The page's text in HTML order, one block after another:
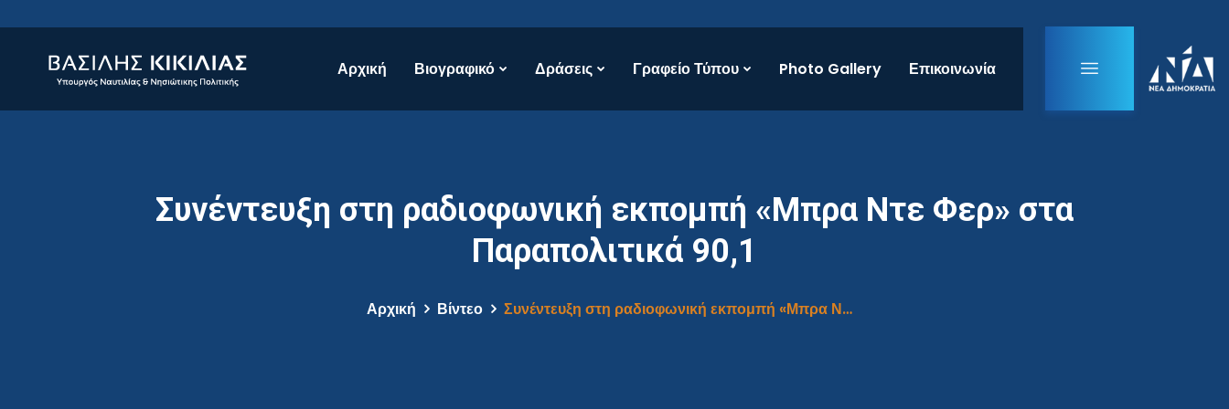
Αρχική Βιογραφικό Δράσεις Γραφείο Τύπου Photo Gallery Επικοινωνία
Συνέντευξη στη ραδιοφωνική εκπομπή «Μπρα Ντε Φερ» στα
Παραπολιτικά 90,1
Αρχική Βίντεο Συνέντευξη στη ραδιοφωνική εκπομπή «Μπρα Ντε Φερ» στα Παραπολιτικά 90,1